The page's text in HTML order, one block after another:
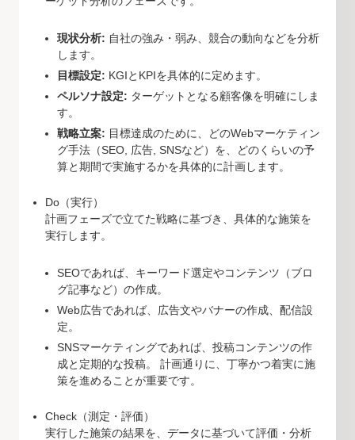
現状分析: 自社の強み・弱み、競合の動向などを分析
します。
目標設定: KGIとKPIを具体的に定めます。
ペルソナ設定: ターゲットとなる顧客像を明確にしま
す。
戦略立案: 目標達成のために、どのWebマーケティン
グ手法（SEO, 広告, SNSなど）を、どのくらいの予
算と期間で実施するかを具体的に計画します。
Do（実行）
計画フェーズで立てた戦略に基づき、具体的な施策を
実行します。
SEOであれば、キーワード選定やコンテンツ（ブロ
グ記事など）の作成。
Web広告であれば、広告文やバナーの作成、配信設
定。
SNSマーケティングであれば、投稿コンテンツの作
成と定期的な投稿。 計画通りに、丁寧かつ着実に施
策を進めることが重要です。
Check（測定・評価）
実行した施策の結果を、データに基づいて評価・分析